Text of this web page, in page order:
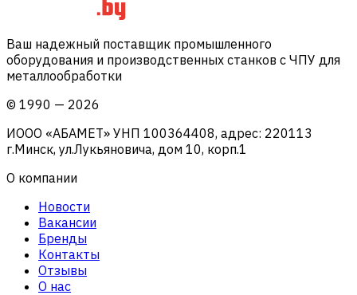
Ваш надежный поставщик промышленного
оборудования и производственных станков с ЧПУ для
металлообработки
© 1990 — 2026
ИООО «АБАМЕТ» УНП 100364408, адрес: 220113
г.Минск, ул.Лукьяновича, дом 10, корп.1
О компании
Новости
Вакансии
Бренды
Контакты
Отзывы
О нас